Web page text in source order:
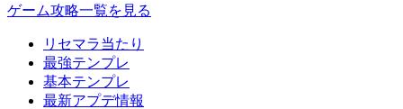
ゲーム攻略一覧を見る
リセマラ当たり
最強テンプレ
基本テンプレ
最新アプデ情報